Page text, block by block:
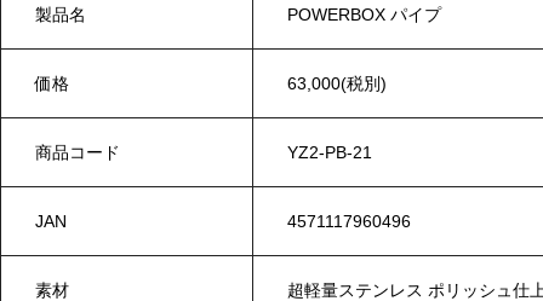
製品名 POWERBOX パイプ
価格 63,000(税別)
商品コード YZ2-PB-21
JAN 4571117960496
素材 超軽量ステンレス ポリッシュ